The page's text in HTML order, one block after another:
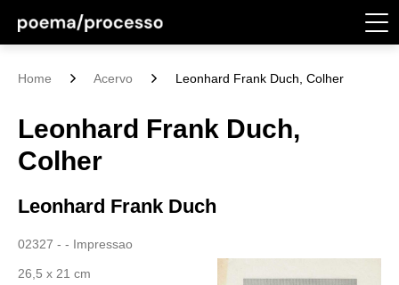
Home Acervo Leonhard Frank Duch, Colher
Leonhard Frank Duch,
Colher
Leonhard Frank Duch
02327 - - Impressao
26,5 x 21 cm